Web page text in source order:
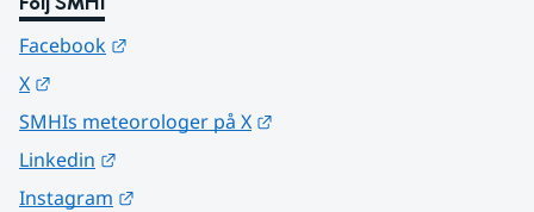
Facebook
X
SMHIs meteorologer på X
Linkedin
Instagram